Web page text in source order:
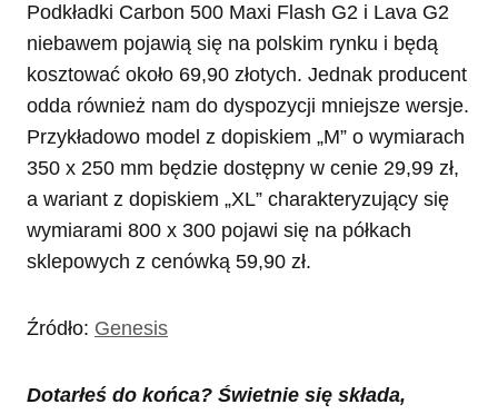
Podkładki Carbon 500 Maxi Flash G2 i Lava G2
niebawem pojawią się na polskim rynku i będą
kosztować około 69,90 złotych. Jednak producent
odda również nam do dyspozycji mniejsze wersje.
Przykładowo model z dopiskiem „M” o wymiarach
350 x 250 mm będzie dostępny w cenie 29,99 zł,
a wariant z dopiskiem „XL” charakteryzujący się
wymiarami 800 x 300 pojawi się na półkach
sklepowych z cenówką 59,90 zł.
Źródło: Genesis
Dotarłeś do końca? Świetnie się składa,